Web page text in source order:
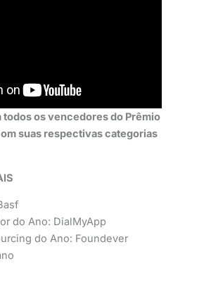
todos os vencedores do Prêmio
suas respectivas categorias
do Ano: DialMyApp
do Ano: Foundever